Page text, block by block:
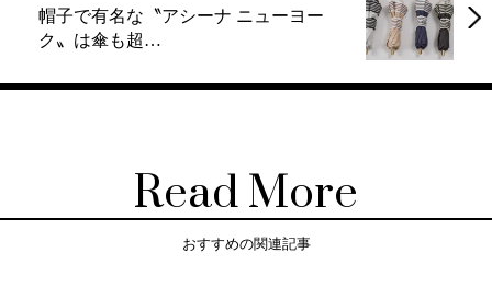
帽子で有名な〝アシーナ ニューヨー
ク〟は傘も超…
Read More
おすすめの関連記事